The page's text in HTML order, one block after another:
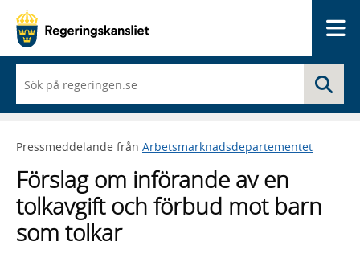
du
börjar
skriva
framträder
lista
med
sökförslag
Pressmeddelande från Arbetsmarknadsdepartementet
Förslag om införande av en
tolkavgift och förbud mot barn
som tolkar